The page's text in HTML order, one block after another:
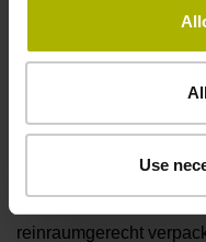
Use
Anschluss-Belegung
Besonderheiten,
reinraumgerecht